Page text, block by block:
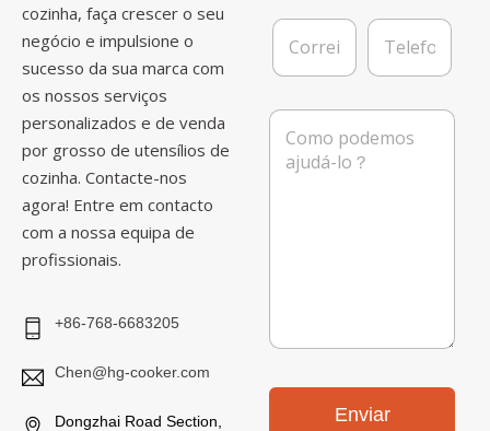
cozinha, faça crescer o seu
negócio e impulsione o
sucesso da sua marca com
os nossos serviços
personalizados e de venda
por grosso de utensílios de
cozinha. Contacte-nos
agora! Entre em contacto
com a nossa equipa de
profissionais.
+86-768-6683205
Chen@hg-cooker.com
Dongzhai Road Section,
*
e
C
r
e
c
T
l
f
o
n
M
Enviar